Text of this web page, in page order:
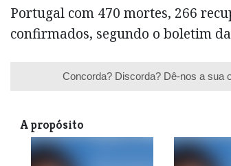
Portugal com 470 mortes, 266
confirmados, segundo o boletim
Concorda? Discorda? Dê-nos a sua
A propósito